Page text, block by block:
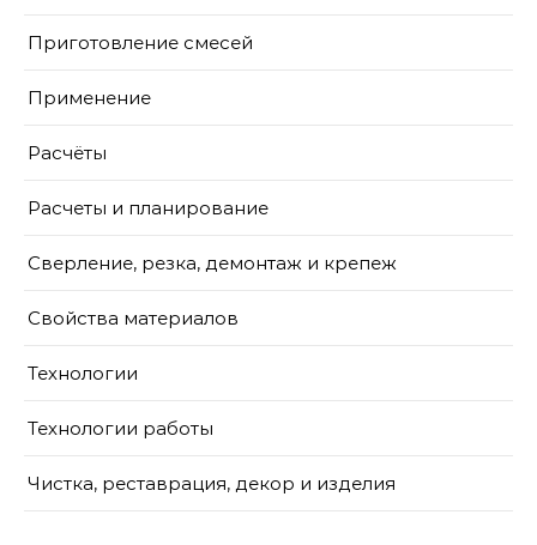
Приготовление смесей
Применение
Расчёты
Расчеты и планирование
Сверление, резка, демонтаж и крепеж
Свойства материалов
Технологии
Технологии работы
Чистка, реставрация, декор и изделия